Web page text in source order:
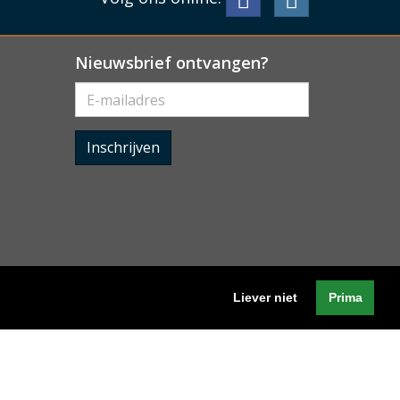
Liever niet Prima
Nieuwsbrief ontvangen?
Inschrijven
Privacyverklaring